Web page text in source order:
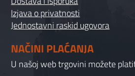
Izjava o privatnosti
Jednostavni raskid ugovora
NAČINI PLAĆANJA
U našoj web trgovini možete